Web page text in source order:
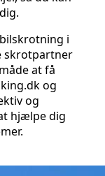
i
skrotpartner
at få
og
og
hjælpe dig